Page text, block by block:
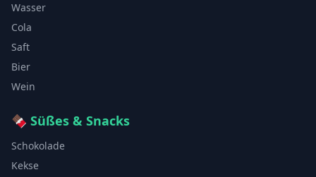
Wasser
Cola
Saft
Bier
Wein
🍫 Süßes & Snacks
Schokolade
Kekse